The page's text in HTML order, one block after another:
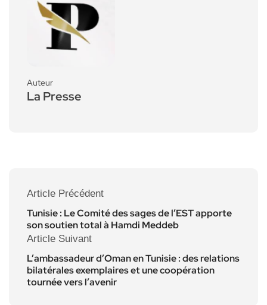
Auteur
La Presse
Article Précédent
Tunisie : Le Comité des sages de l’EST apporte
son soutien total à Hamdi Meddeb
Article Suivant
L’ambassadeur d’Oman en Tunisie : des relations
bilatérales exemplaires et une coopération
tournée vers l’avenir